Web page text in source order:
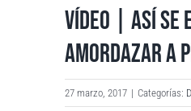
VÍDEO | ASÍ SE
AMORDAZAR A
27 marzo, 2017 | Categorías: